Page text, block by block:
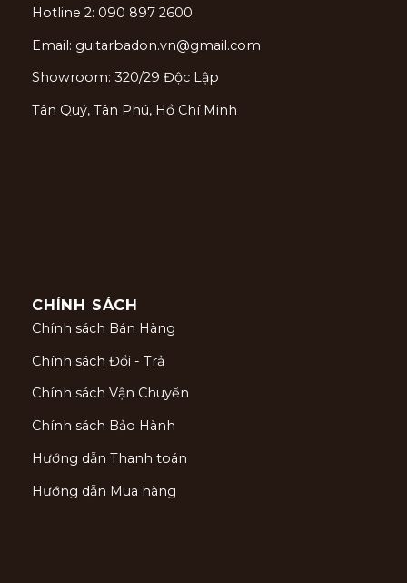
Hotline 2: 090 897 2600
Email: guitarbadon.vn@gmail.com
Showroom: 320/29 Độc Lập
Tân Quý, Tân Phú, Hồ Chí Minh
CHÍNH SÁCH
Chính sách Bán Hàng
Chính sách Đổi - Trả
Chính sách Vận Chuyển
Chính sách Bảo Hành
Hướng dẫn Thanh toán
Hướng dẫn Mua hàng